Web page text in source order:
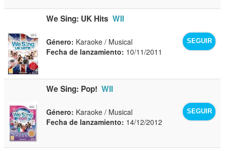
We Sing: UK Hits WII
SEGUIR
Género: Karaoke / Musical
Fecha de lanzamiento: 10/11/2011
We Sing: Pop! WII
SEGUIR
Género: Karaoke / Musical
Fecha de lanzamiento: 14/12/2012